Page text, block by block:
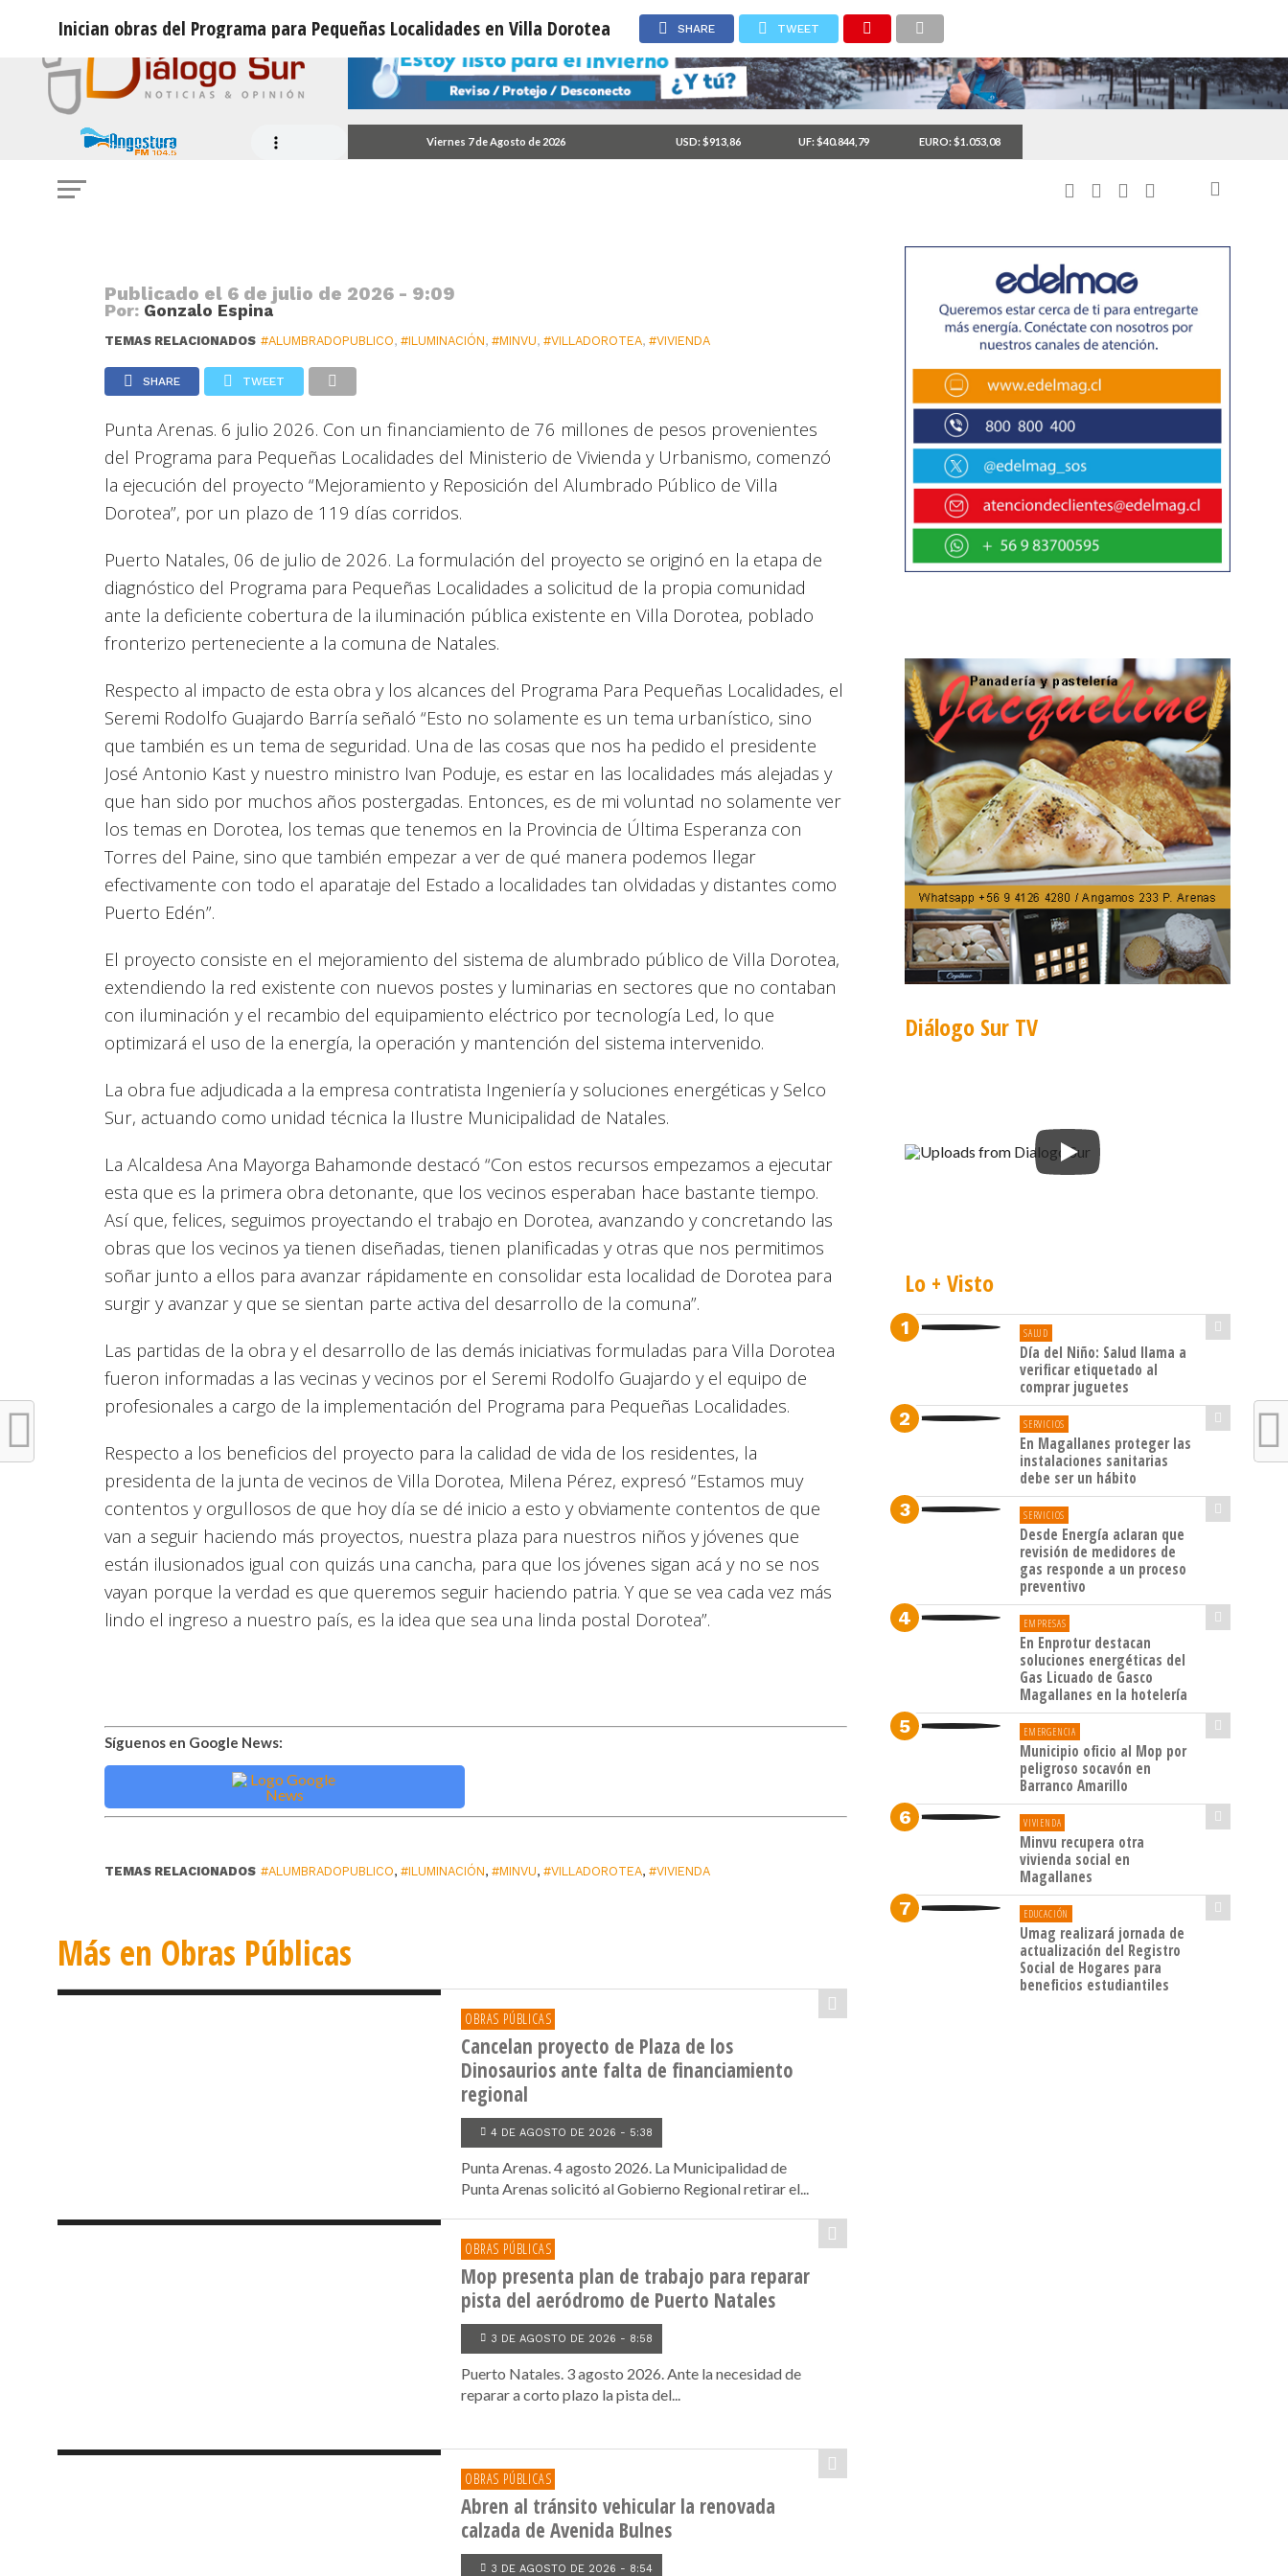
Viernes 7 de Agosto de 2026 USD: $913,86 UF: $40.844,79 EURO: $1.053,08
Inician obras del Programa para Pequeñas Localidades en Villa Dorotea SHARE TWEET
Inician obras del Programa para Pequeñas Localidades en
Publicado el 6 de julio de 2026 - 9:09
Por: Gonzalo Espina
TEMAS RELACIONADOS #ALUMBRADOPUBLICO,#ILUMINACIÓN,#MINVU,#VILLADOROTEA,#VIVIENDA
SHARE TWEET
Punta Arenas. 6 julio 2026. Con un financiamiento de 76 millones de pesos provenientes
del Programa para Pequeñas Localidades del Ministerio de Vivienda y Urbanismo, comenzó
la ejecución del proyecto “Mejoramiento y Reposición del Alumbrado Público de Villa
Dorotea”, por un plazo de 119 días corridos.
Puerto Natales, 06 de julio de 2026. La formulación del proyecto se originó en la etapa de
diagnóstico del Programa para Pequeñas Localidades a solicitud de la propia comunidad
ante la deficiente cobertura de la iluminación pública existente en Villa Dorotea, poblado
fronterizo perteneciente a la comuna de Natales.
Respecto al impacto de esta obra y los alcances del Programa Para Pequeñas Localidades, el
Seremi Rodolfo Guajardo Barría señaló “Esto no solamente es un tema urbanístico, sino
que también es un tema de seguridad. Una de las cosas que nos ha pedido el presidente
José Antonio Kast y nuestro ministro Ivan Poduje, es estar en las localidades más alejadas y
que han sido por muchos años postergadas. Entonces, es de mi voluntad no solamente ver
los temas en Dorotea, los temas que tenemos en la Provincia de Última Esperanza con
Torres del Paine, sino que también empezar a ver de qué manera podemos llegar
efectivamente con todo el aparataje del Estado a localidades tan olvidadas y distantes como
Puerto Edén”.
El proyecto consiste en el mejoramiento del sistema de alumbrado público de Villa Dorotea,
extendiendo la red existente con nuevos postes y luminarias en sectores que no contaban
con iluminación y el recambio del equipamiento eléctrico por tecnología Led, lo que
optimizará el uso de la energía, la operación y mantención del sistema intervenido.
La obra fue adjudicada a la empresa contratista Ingeniería y soluciones energéticas y Selco
Sur, actuando como unidad técnica la Ilustre Municipalidad de Natales.
La Alcaldesa Ana Mayorga Bahamonde destacó “Con estos recursos empezamos a ejecutar
esta que es la primera obra detonante, que los vecinos esperaban hace bastante tiempo.
Así que, felices, seguimos proyectando el trabajo en Dorotea, avanzando y concretando las
obras que los vecinos ya tienen diseñadas, tienen planificadas y otras que nos permitimos
soñar junto a ellos para avanzar rápidamente en consolidar esta localidad de Dorotea para
surgir y avanzar y que se sientan parte activa del desarrollo de la comuna”.
Las partidas de la obra y el desarrollo de las demás iniciativas formuladas para Villa Dorotea
fueron informadas a las vecinas y vecinos por el Seremi Rodolfo Guajardo y el equipo de
profesionales a cargo de la implementación del Programa para Pequeñas Localidades.
Respecto a los beneficios del proyecto para la calidad de vida de los residentes, la
presidenta de la junta de vecinos de Villa Dorotea, Milena Pérez, expresó “Estamos muy
contentos y orgullosos de que hoy día se dé inicio a esto y obviamente contentos de que
van a seguir haciendo más proyectos, nuestra plaza para nuestros niños y jóvenes que
están ilusionados igual con quizás una cancha, para que los jóvenes sigan acá y no se nos
vayan porque la verdad es que queremos seguir haciendo patria. Y que se vea cada vez más
lindo el ingreso a nuestro país, es la idea que sea una linda postal Dorotea”.
Síguenos en Google News:
TEMAS RELACIONADOS #ALUMBRADOPUBLICO,#ILUMINACIÓN,#MINVU,#VILLADOROTEA,#VIVIENDA
Más en Obras Públicas
OBRAS PÚBLICAS
Cancelan proyecto de Plaza de los
Dinosaurios ante falta de financiamiento
regional
4 DE AGOSTO DE 2026 - 5:38
Punta Arenas. 4 agosto 2026. La Municipalidad de
Punta Arenas solicitó al Gobierno Regional retirar el...
OBRAS PÚBLICAS
Mop presenta plan de trabajo para reparar
pista del aeródromo de Puerto Natales
3 DE AGOSTO DE 2026 - 8:58
Puerto Natales. 3 agosto 2026. Ante la necesidad de
reparar a corto plazo la pista del...
OBRAS PÚBLICAS
Abren al tránsito vehicular la renovada
calzada de Avenida Bulnes
3 DE AGOSTO DE 2026 - 8:54
Diálogo Sur TV
Lo + Visto
SALUD
Día del Niño: Salud llama a
verificar etiquetado al
comprar juguetes
SERVICIOS
En Magallanes proteger las
instalaciones sanitarias
debe ser un hábito
SERVICIOS
Desde Energía aclaran que
revisión de medidores de
gas responde a un proceso
preventivo
EMPRESAS
En Enprotur destacan
soluciones energéticas del
Gas Licuado de Gasco
Magallanes en la hotelería
EMERGENCIA
Municipio oficio al Mop por
peligroso socavón en
Barranco Amarillo
VIVIENDA
Minvu recupera otra
vivienda social en
Magallanes
EDUCACIÓN
Umag realizará jornada de
actualización del Registro
Social de Hogares para
beneficios estudiantiles